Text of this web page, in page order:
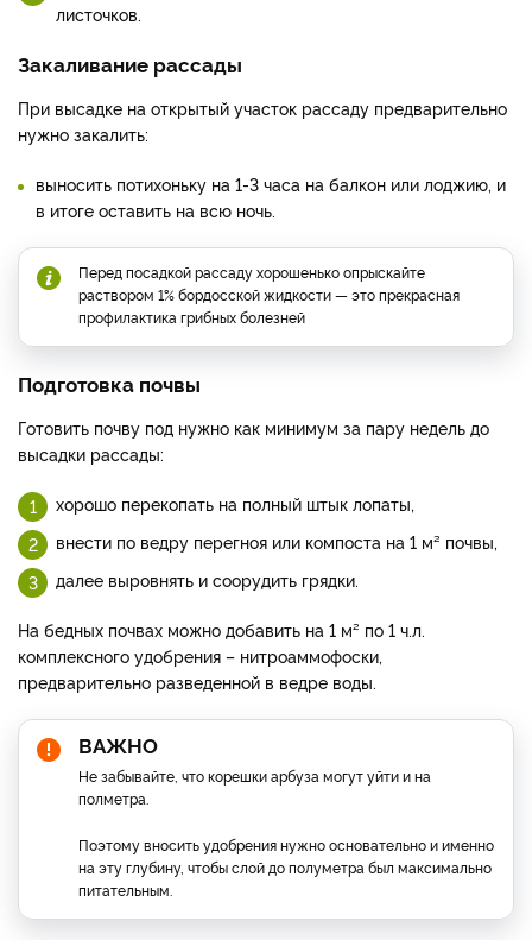
листочков.
Закаливание рассады
При высадке на открытый участок рассаду предварительно
нужно закалить:
выносить потихоньку на 1-3 часа на балкон или лоджию, и
в итоге оставить на всю ночь.
Перед посадкой рассаду хорошенько опрыскайте
раствором 1% бордосской жидкости — это прекрасная
профилактика грибных болезней
Подготовка почвы
Готовить почву под нужно как минимум за пару недель до
высадки рассады:
хорошо перекопать на полный штык лопаты,
внести по ведру перегноя или компоста на 1 м² почвы,
далее выровнять и соорудить грядки.
На бедных почвах можно добавить на 1 м² по 1 ч.л.
комплексного удобрения – нитроаммофоски,
предварительно разведенной в ведре воды.
ВАЖНО
Не забывайте, что корешки арбуза могут уйти и на
полметра.
Поэтому вносить удобрения нужно основательно и именно
на эту глубину, чтобы слой до полуметра был максимально
питательным.